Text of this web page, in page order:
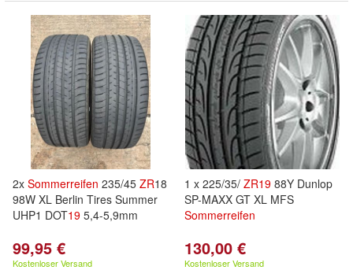
2x Sommerreifen 235/45 ZR18
98W XL Berlin Tires Summer
UHP1 DOT19 5,4-5,9mm
99,95 €
Kostenloser Versand
1 x 225/35/ ZR19 88Y Dunlop
SP-MAXX GT XL MFS
Sommerreifen
130,00 €
Kostenloser Versand